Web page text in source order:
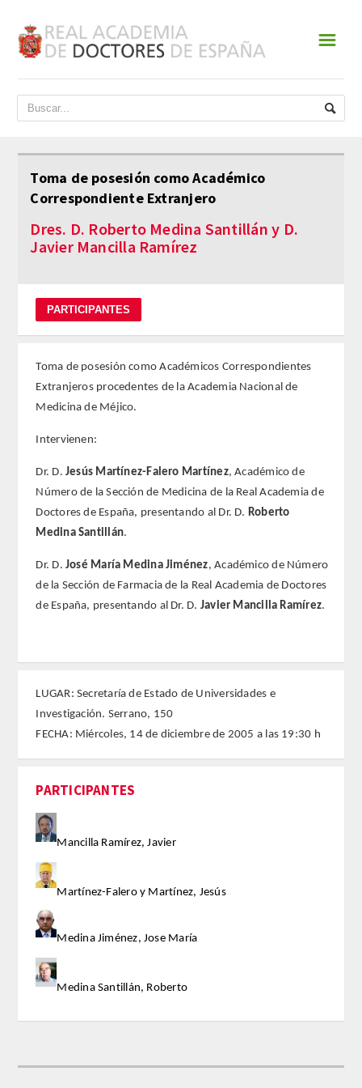
ACADEMIA
DATOS HISTÓRICOS
HISTORIA
PRESIDENTES
NORMATIVA
FUNDACIÓN LIBERADE
ACADÉMICOS
SECCIONES
TEOLOGÍA
HUMANIDADES
CIENCIAS EXPERIMENTALES
FARMACIA
INGENIERíA
ARQUITECTURA Y BELLAS ARTES
VETERINARIA
NUMERO
☰
Toma de posesión como Académico
Correspondiente Extranjero
Dres. D. Roberto Medina Santillán y D.
Javier Mancilla Ramírez
Toma de posesión como Académicos Correspondientes
Extranjeros procedentes de la Academia Nacional de
Medicina de Méjico.
Intervienen:
Dr. D. Jesús Martínez-Falero Martínez, Académico de
Número de la Sección de Medicina de la Real Academia de
Doctores de España, presentando al Dr. D. Roberto
Medina Santillán.
Dr. D. José María Medina Jiménez, Académico de Número
de la Sección de Farmacia de la Real Academia de Doctores
de España, presentando al Dr. D. Javier Mancilla Ramírez.
LUGAR: Secretaría de Estado de Universidades e
Investigación. Serrano, 150
FECHA: Miércoles, 14 de diciembre de 2005 a las 19:30 h
PARTICIPANTES
Mancilla Ramírez, Javier
Martínez-Falero y Martínez, Jesús
Medina Jiménez, Jose María
Medina Santillán, Roberto